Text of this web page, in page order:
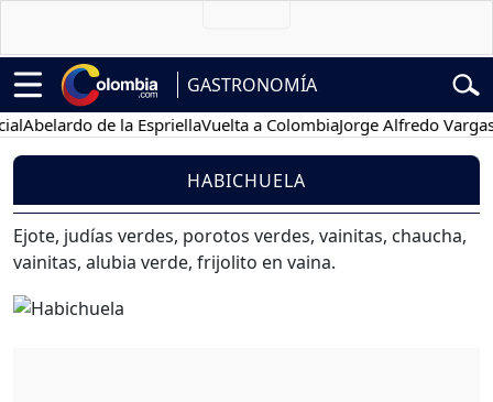
GASTRONOMÍA
Abelardo de la EspriellaVuelta a ColombiaJorge Alfredo Vargas
HABICHUELA
Ejote, judías verdes, porotos verdes, vainitas, chaucha,
vainitas, alubia verde, frijolito en vaina.